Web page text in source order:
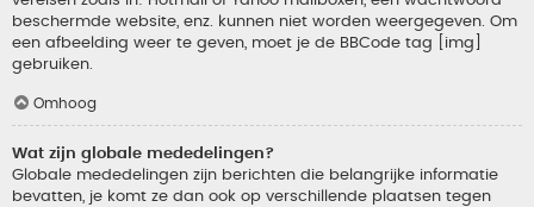
beschermde website, enz. kunnen niet worden weergegeven. Om
een afbeelding weer te geven, moet je de BBCode tag [img]
gebruiken.
Omhoog
Wat zijn globale mededelingen?
Globale mededelingen zijn berichten die belangrijke informatie
bevatten, je komt ze dan ook op verschillende plaatsen tegen